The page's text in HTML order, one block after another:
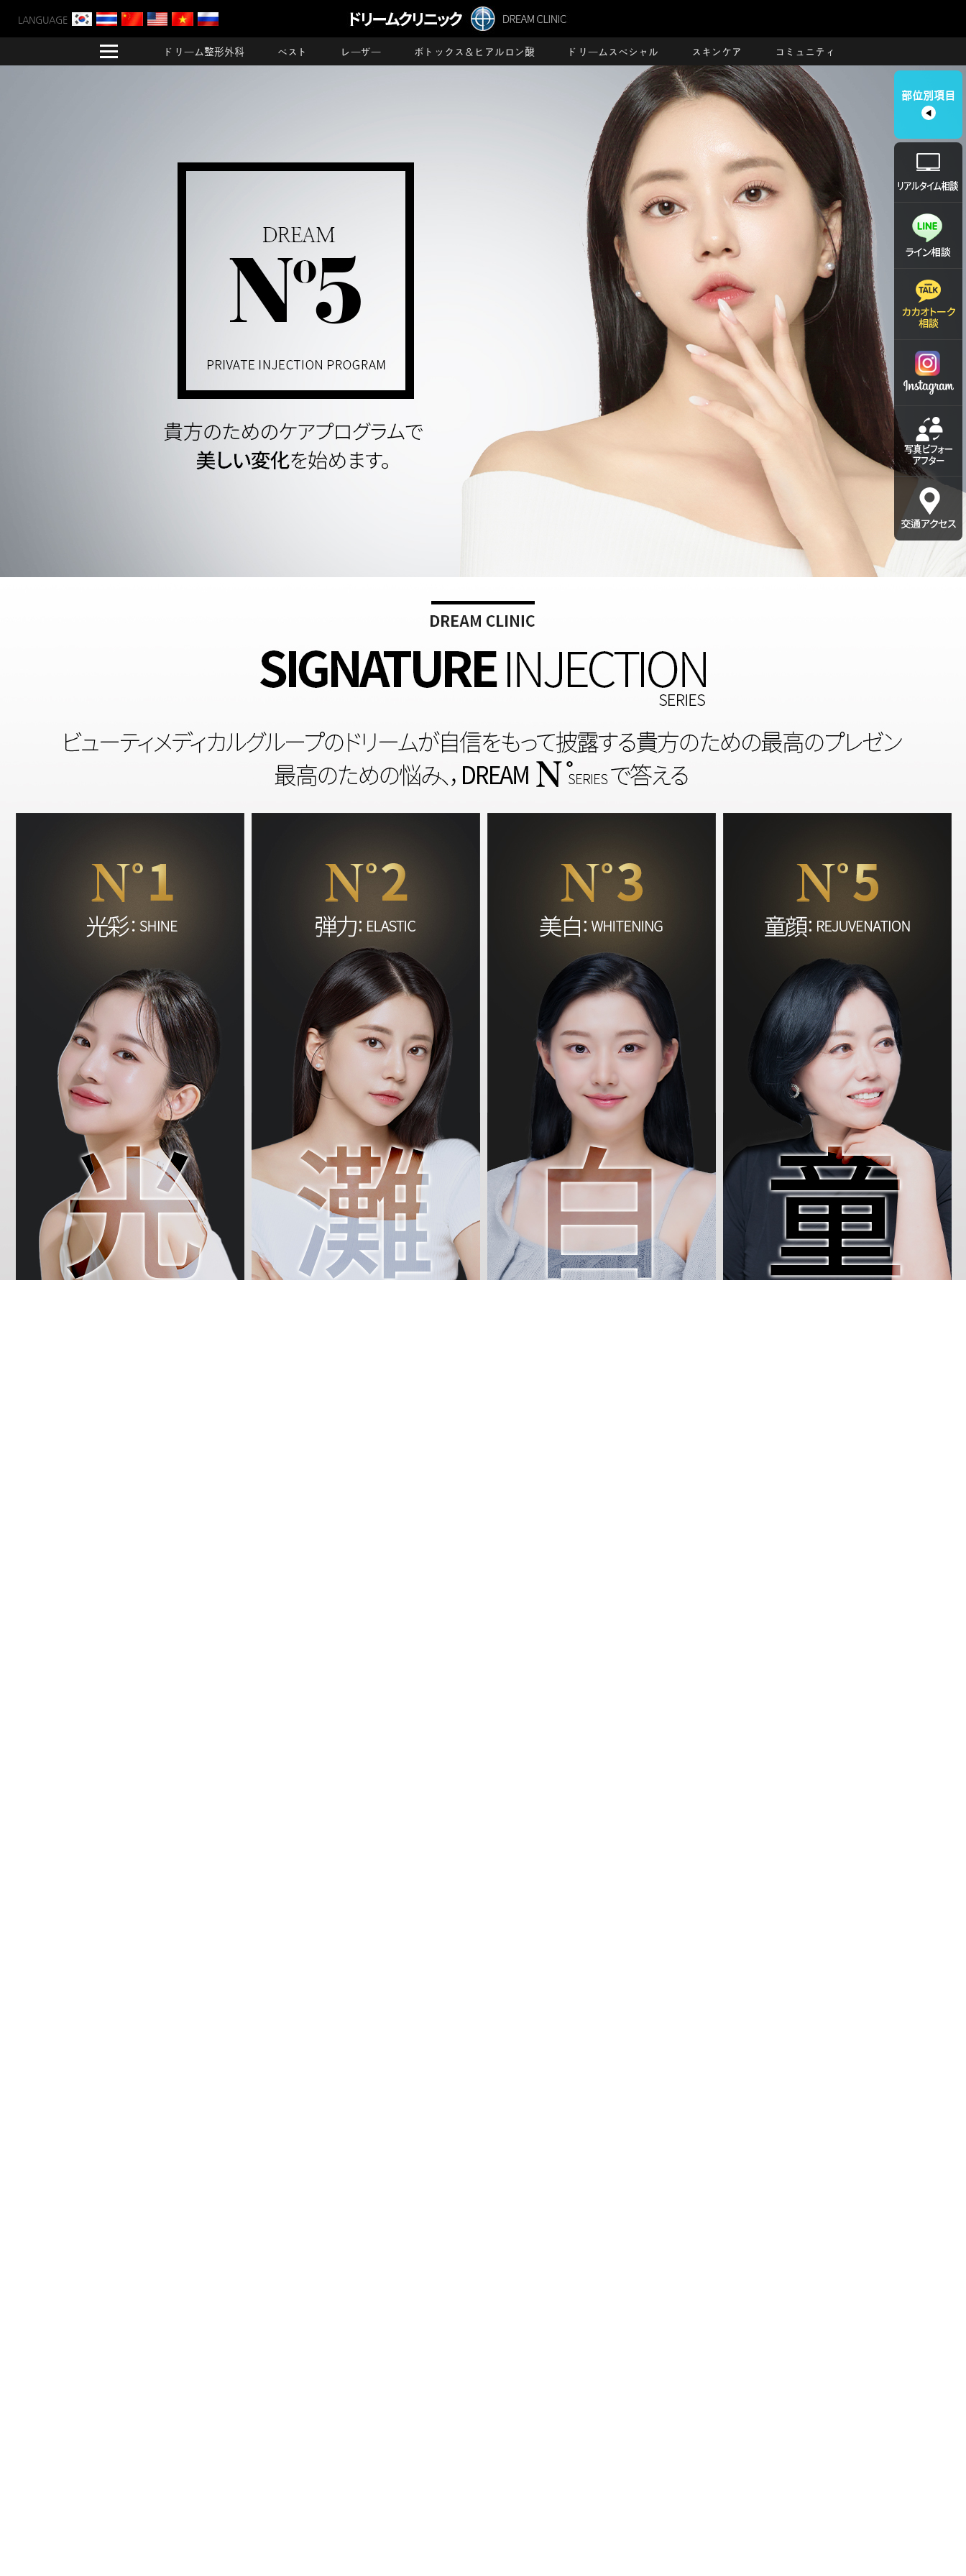
LANGUAGE
部位別項目
◀
ドリーム整形外科 ベスト レーザー ボトックス＆ヒアルロン酸 ドリームスペシャル スキンケア コミュニティ